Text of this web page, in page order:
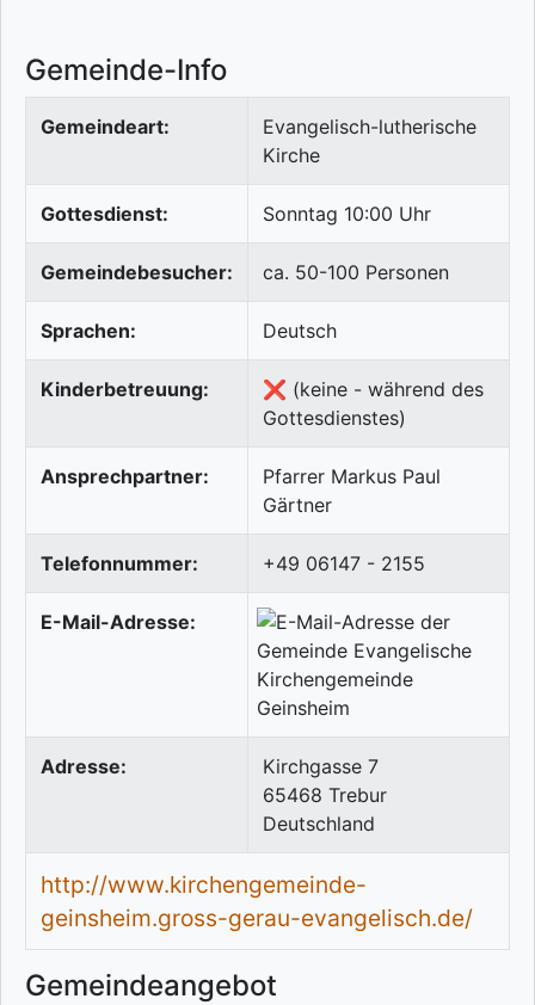
Gemeinde-Info
Gemeindeart:
Evangelisch-lutherische
Kirche
Gottesdienst: Sonntag 10:00 Uhr
Gemeindebesucher: ca. 50-100 Personen
Sprachen: Deutsch
Kinderbetreuung:
❌ (keine - während des
Gottesdienstes)
Ansprechpartner:
Pfarrer Markus Paul
Gärtner
Telefonnummer: +49 06147 - 2155
E-Mail-Adresse:
Adresse:
Kirchgasse 7
65468 Trebur
Deutschland
http://www.kirchengemeinde-
geinsheim.gross-gerau-evangelisch.de/
Gemeindeangebot